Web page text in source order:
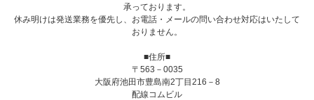
承っております。
休み明けは発送業務を優先し、お電話・メールの問い合わせ対応はいたして
おりません。
■住所■
〒563－0035
大阪府池田市豊島南2丁目216－8
配線コムビル